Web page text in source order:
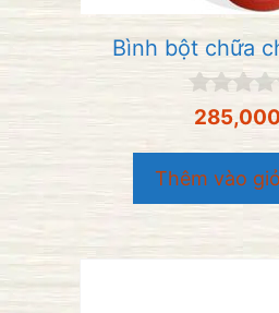
Bình bột chữa
0
n
g
o
à
i
285,000
Thêm vào